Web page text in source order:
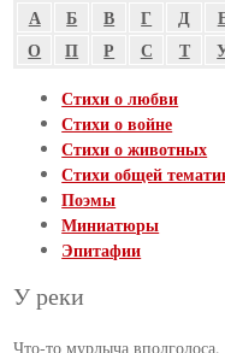
А Б В Г Д
О
П Р С Т
Стихи о любви
Стихи о войне
Стихи о животных
Стихи общей
Поэмы
Миниатюры
Эпитафии
У реки
Что-то мурлыча вполголоса,